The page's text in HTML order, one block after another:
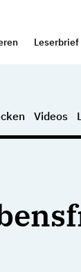
Videos